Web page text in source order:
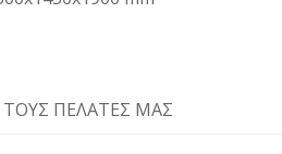
ΤΟΥΣ ΠΕΛΆΤΕΣ ΜΑΣ